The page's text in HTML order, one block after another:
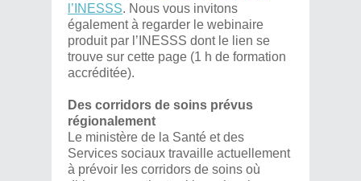
l’INESSS. Nous vous invitons
également à regarder le webinaire
produit par l’INESSS dont le lien se
trouve sur cette page (1 h de formation
accréditée).
Des corridors de soins prévus
régionalement
Le ministère de la Santé et des
Services sociaux travaille actuellement
à prévoir les corridors de soins où